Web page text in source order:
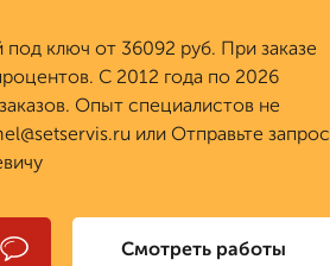
под ключ от 36092 руб. При заказе
С 2012 года по 2026
Опыт специалистов не
или Отправьте запрос
Смотреть работы